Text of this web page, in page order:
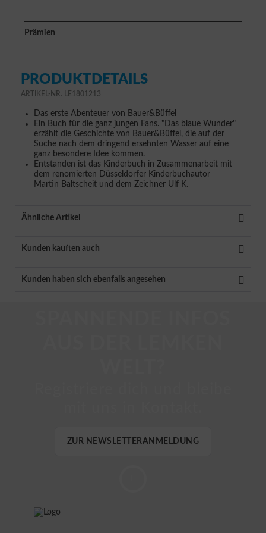
Prämien
PRODUKTDETAILS
ARTIKEL-NR. LE1801213
Das erste Abenteuer von Bauer&Büffel
Ein Buch für die ganz jungen Fans. "Das blaue Wunder"
erzählt die Geschichte von Bauer&Büffel, die auf der
Suche nach dem dringend ersehnten Wasser auf eine
ganz besondere Idee kommen.
Entstanden ist das Kinderbuch in Zusammenarbeit mit
dem renomierten Düsseldorfer Kinderbuchautor
Martin Baltscheit und dem Zeichner Ulf K.
Ähnliche Artikel
Kunden kauften auch
Kunden haben sich ebenfalls angesehen
ZUR NEWSLETTERANMELDUNG